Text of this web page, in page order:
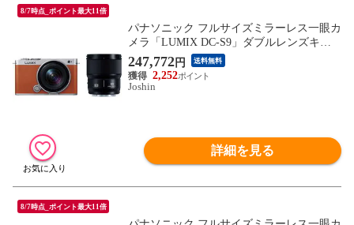
8/7時点_ポイント最大11倍
パナソニック フルサイズミラーレス一眼カ
メラ「LUMIX DC-S9」ダブルレンズキッ
ト（キャメルオレンジ） Panasonic DC-S9W
-D 【返品種別A】
247,772円 送料無料
2,252
Joshin
詳細を見る
8/7時点_ポイント最大11倍